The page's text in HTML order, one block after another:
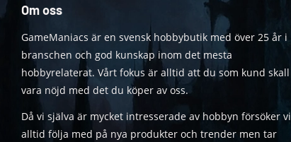
Om oss
GameManiacs är en svensk hobbybutik med över 25 år i
branschen och god kunskap inom det mesta
hobbyrelaterat. Vårt fokus är alltid att du som kund skall
vara nöjd med det du köper av oss.
Då vi själva är mycket intresserade av hobbyn försöker vi
alltid följa med på nya produkter och trender men tar